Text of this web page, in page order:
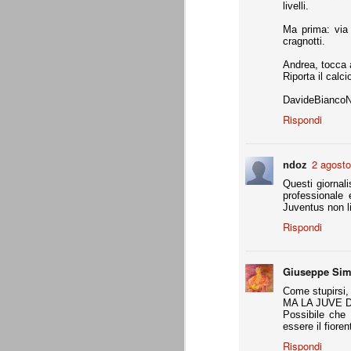
livelli.
Ma prima:
cragnotti.
Andrea, tocca
Riporta il
Rispondi
ndoz 2
Questi
professionale
Juventus non
Rispondi
Giuseppe
Come
MA LA JUVE
Possibile
essere il
Rispondi
Grazie, Juve. Stagione
preparazione, metodi di allenamento,
comunque come vincente.
4 competizioni disputate nella stagione
- Supercoppa italiana: 2° posto (persa